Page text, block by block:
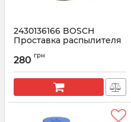
2430136166 BOSCH
Проставка распылителя
Артикул:
280 грн